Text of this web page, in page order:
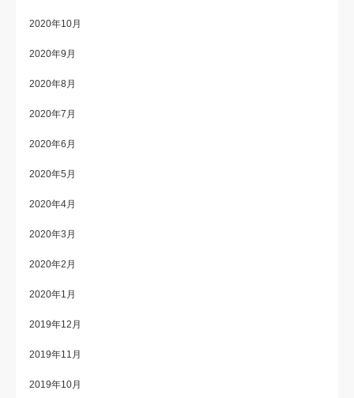
2020年10月
2020年9月
2020年8月
2020年7月
2020年6月
2020年5月
2020年4月
2020年3月
2020年2月
2020年1月
2019年12月
2019年11月
2019年10月